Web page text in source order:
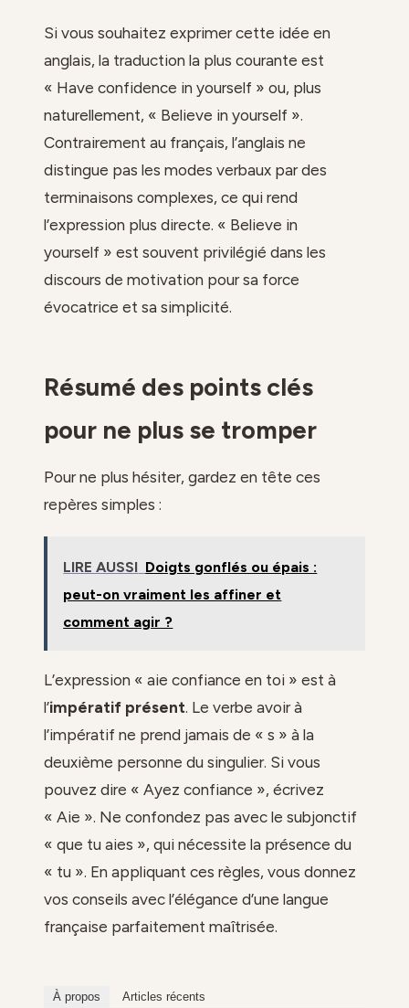
Si vous souhaitez exprimer cette idée en
anglais, la traduction la plus courante est
« Have confidence in yourself » ou, plus
naturellement, « Believe in yourself ».
Contrairement au français, l’anglais ne
distingue pas les modes verbaux par des
terminaisons complexes, ce qui rend
l’expression plus directe. « Believe in
yourself » est souvent privilégié dans les
discours de motivation pour sa force
évocatrice et sa simplicité.
Résumé des points clés
pour ne plus se tromper
Pour ne plus hésiter, gardez en tête ces
repères simples :
LIRE AUSSI Doigts gonflés ou épais :
peut-on vraiment les affiner et
comment agir ?
L’expression « aie confiance en toi » est à
l’impératif présent. Le verbe avoir à
l’impératif ne prend jamais de « s » à la
deuxième personne du singulier. Si vous
pouvez dire « Ayez confiance », écrivez
« Aie ». Ne confondez pas avec le subjonctif
« que tu aies », qui nécessite la présence du
« tu ». En appliquant ces règles, vous donnez
vos conseils avec l’élégance d’une langue
française parfaitement maîtrisée.
À propos Articles récents